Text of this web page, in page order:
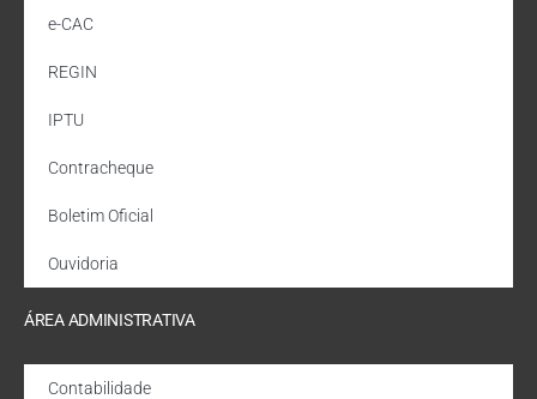
e-CAC
REGIN
IPTU
Contracheque
Boletim Oficial
Ouvidoria
ÁREA ADMINISTRATIVA
Contabilidade